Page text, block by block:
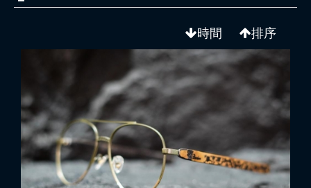
時間 排序